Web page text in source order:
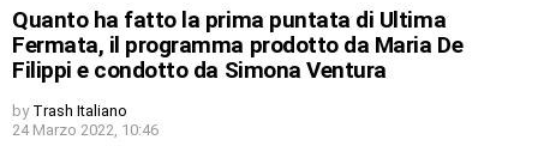
Quanto ha fatto la prima puntata di Ultima
Fermata, il programma prodotto da Maria De
Filippi e condotto da Simona Ventura
by Trash Italiano
24 Marzo 2022, 10:46